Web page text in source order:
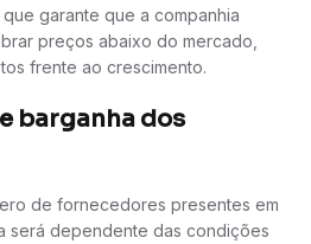
garante que a companhia
preços abaixo do mercado,
frente ao crescimento.
barganha dos
de fornecedores presentes em
será dependente das condições